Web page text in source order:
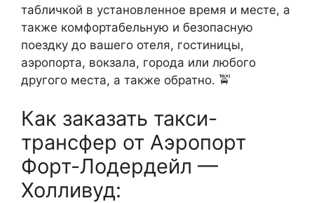
табличкой в установленное время и месте, а
также комфортабельную и безопасную
поездку до вашего отеля, гостиницы,
аэропорта, вокзала, города или любого
другого места, а также обратно. 🚖
Как заказать такси-
трансфер от Аэропорт
Форт-Лодердейл —
Холливуд: